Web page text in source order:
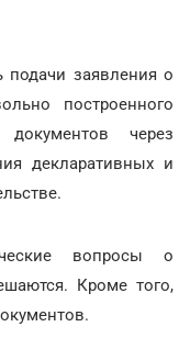
подачи заявления о
построенного
через
декларативных и
вопросы о
Кроме того,